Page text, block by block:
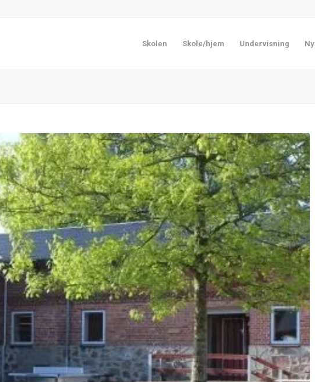
Skolen Skole/hjem Undervisning